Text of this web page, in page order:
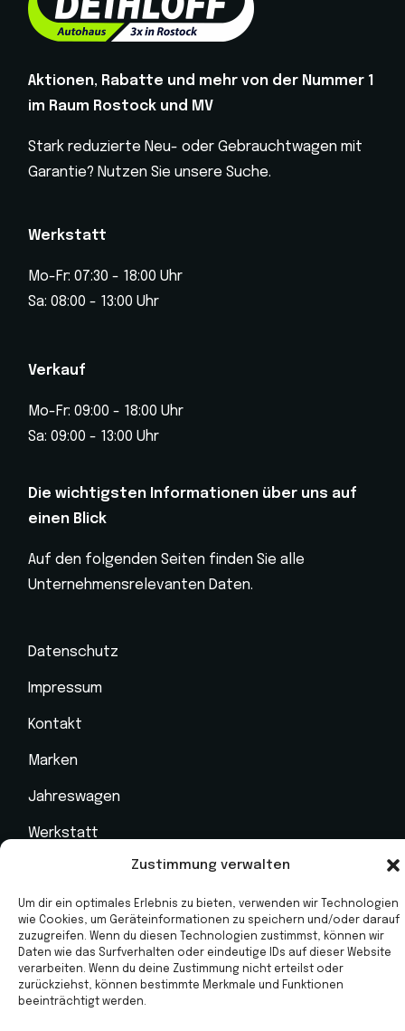
Zustimmung verwalten
Um dir ein optimales Erlebnis zu bieten, verwenden wir Technologien
wie Cookies, um Geräteinformationen zu speichern und/oder darauf
zuzugreifen. Wenn du diesen Technologien zustimmst, können wir
Daten wie das Surfverhalten oder eindeutige IDs auf dieser Website
verarbeiten. Wenn du deine Zustimmung nicht erteilst oder
zurückziehst, können bestimmte Merkmale und Funktionen
beeinträchtigt werden.
Aktionen, Rabatte und mehr von der Nummer 1
im Raum Rostock und MV
Stark reduzierte Neu- oder Gebrauchtwagen mit
Garantie? Nutzen Sie unsere Suche.
Werkstatt
Mo-Fr: 07:30 - 18:00 Uhr
Sa: 08:00 - 13:00 Uhr
Verkauf
Mo-Fr: 09:00 - 18:00 Uhr
Sa: 09:00 - 13:00 Uhr
Die wichtigsten Informationen über uns auf
einen Blick
Auf den folgenden Seiten finden Sie alle
Unternehmensrelevanten Daten.
Datenschutz
Impressum
Kontakt
Marken
Jahreswagen
Werkstatt